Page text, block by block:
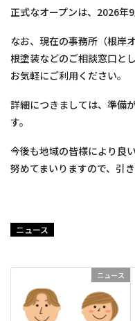
正式なオープンは、2026年
なお、現在の事務所（根岸
根塗装などのご相談窓口と
お気軽にご利用ください。
詳細につきましては、準備
す。
今後も地域の皆様により良
努めてまいりますので、引
ニュース
ニュース